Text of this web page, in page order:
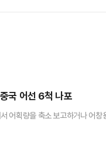
국 어선 6척 나포
어획량을 축소 보고하거나 어